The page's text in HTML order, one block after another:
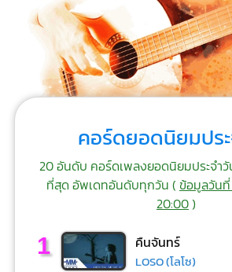
คอร์ดยอดนิยมปร
20 อันดับ คอร์ดเพลงยอดนิยมประจำ
ที่สุด อัพเดทอันดับทุกวัน (ข้อมูลวัน
20:00)
1 คืนจันทร์
LOSO (โลโซ)